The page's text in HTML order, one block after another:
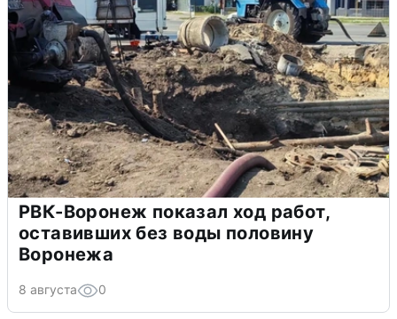
РВК-Воронеж показал ход работ,
оставивших без воды половину
Воронежа
8 августа 0